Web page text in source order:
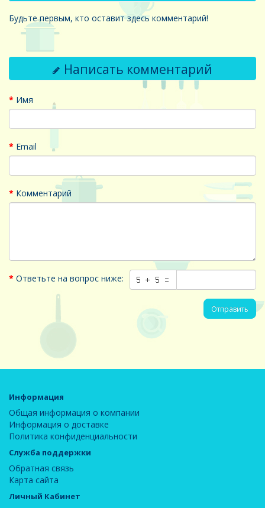
Будьте первым, кто оставит здесь комментарий!
Написать комментарий
Имя
Email
Комментарий
Ответьте на вопрос ниже:
Отправить
Информация
Общая информация о компании
Информация о доставке
Политика конфиденциальности
Служба поддержки
Обратная связь
Карта сайта
Личный Кабинет